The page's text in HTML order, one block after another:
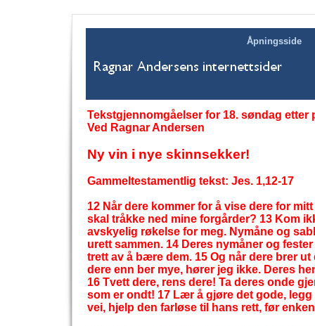
Åpningsside
Tekstgjennomgåelser for 18. søndag etter
Ved Ragnar Andersen
Ny vin i nye skinnsekker!
Gammeltestamentlig tekst: Jes. 1,12-17
12 Når dere kommer for å vise dere for
skal tråkke ned mine forgårder? 13 Kom
avskyelig røkelse for meg. Nymåne og
urett sammen. 14 Deres nymåner og
trett av å bære dem. 15 Og når dere brer
dere enn ber mye, hører jeg ikke. Deres
16 Tvett dere, rens dere! Ta deres onde
som er ondt! 17 Lær å gjøre det gode,
vei, hjelp den farløse til hans rett, før